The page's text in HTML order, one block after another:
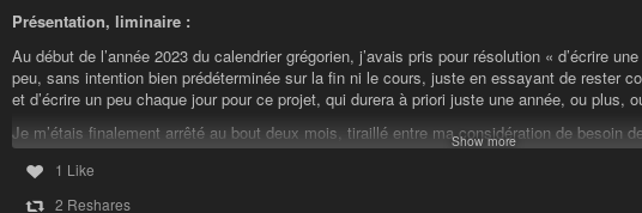
Présentation, liminaire :
Au début de l’année 2023 du calendrier grégorien, j’avais pris pour résolution « d’écrire
peu, sans intention bien prédéterminée sur la fin ni le cours, juste en essayant de rester
et d’écrire un peu chaque jour pour ce projet, qui durera à priori juste une année, ou plus,
Je m’étais finalement arrêté au bout deux mois, tiraillé entre ma considération de besoin
conscience de certaines urgences civilisationnelles. J’avais ensuite partagé / invité à
poétique, de la fantasy à la science-fiction en passant par l’ère du temps
Show more
1 Like
2 Reshares